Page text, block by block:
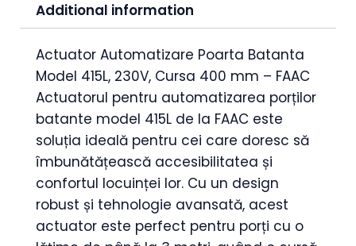
Additional information
Actuator Automatizare Poarta Batanta
Model 415L, 230V, Cursa 400 mm – FAAC
Actuatorul pentru automatizarea porților
batante model 415L de la FAAC este
soluția ideală pentru cei care doresc să
îmbunătățească accesibilitatea și
confortul locuinței lor. Cu un design
robust și tehnologie avansată, acest
actuator este perfect pentru porți cu o